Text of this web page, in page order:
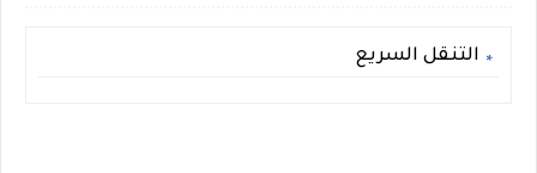
التنقل السريع